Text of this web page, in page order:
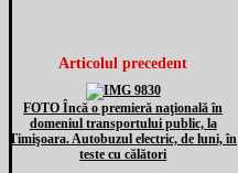
Articolul precedent
FOTO Încă o premieră naţională în
domeniul transportului public, la
Timişoara. Autobuzul electric, de luni, în
teste cu călători